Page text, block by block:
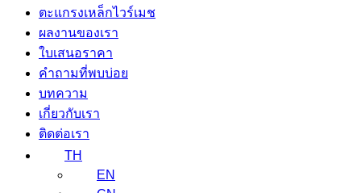
ตะแกรงเหล็กไวร์เมช
ผลงานของเรา
ใบเสนอราคา
คำถามที่พบบ่อย
บทความ
เกี่ยวกับเรา
ติดต่อเรา
TH
EN